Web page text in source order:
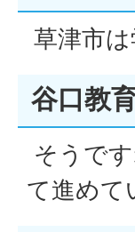
草津市
谷口教
そうで
て進めて